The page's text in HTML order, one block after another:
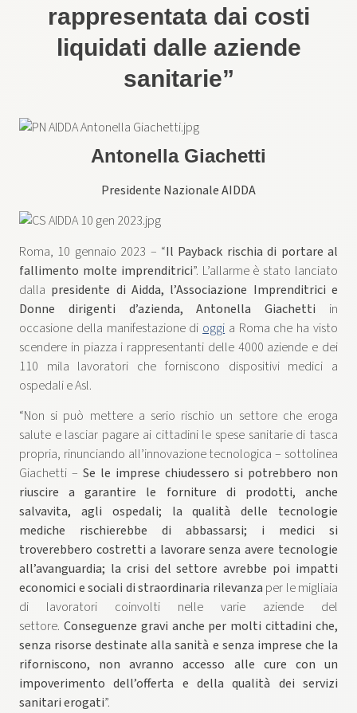
rappresentata dai costi
liquidati dalle aziende
sanitarie”
Antonella Giachetti
Presidente Nazionale AIDDA
Roma, 10 gennaio 2023 – “Il Payback rischia di portare al
fallimento molte imprenditrici”. L’allarme è stato lanciato
dalla presidente di Aidda, l’Associazione Imprenditrici e
Donne dirigenti d’azienda, Antonella Giachetti in
occasione della manifestazione di oggi a Roma che ha visto
scendere in piazza i rappresentanti delle 4000 aziende e dei
110 mila lavoratori che forniscono dispositivi medici a
ospedali e Asl.
“Non si può mettere a serio rischio un settore che eroga
salute e lasciar pagare ai cittadini le spese sanitarie di tasca
propria, rinunciando all’innovazione tecnologica – sottolinea
Giachetti – Se le imprese chiudessero si potrebbero non
riuscire a garantire le forniture di prodotti, anche
salvavita, agli ospedali; la qualità delle tecnologie
mediche rischierebbe di abbassarsi; i medici si
troverebbero costretti a lavorare senza avere tecnologie
all’avanguardia; la crisi del settore avrebbe poi impatti
economici e sociali di straordinaria rilevanza per le migliaia
di lavoratori coinvolti nelle varie aziende del
settore. Conseguenze gravi anche per molti cittadini che,
senza risorse destinate alla sanità e senza imprese che la
riforniscono, non avranno accesso alle cure con un
impoverimento dell’offerta e della qualità dei servizi
sanitari erogati”.